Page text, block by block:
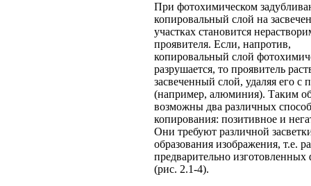
При фотохимическом
копировальный слой на
участках становится
проявителя. Если, напротив,
копировальный слой
разрушается, то проявитель
засвеченный слой, удаляя его с
(например, алюминия). Таким
возможны два различных
копирования: позитивное и
Они требуют различной
образования изображения, т.е.
предварительно
(рис. 2.1-4).